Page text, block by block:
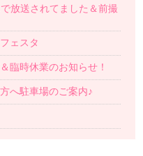
放送されてました＆前撮
ェスタ
臨時休業のお知らせ！
へ駐車場のご案内♪